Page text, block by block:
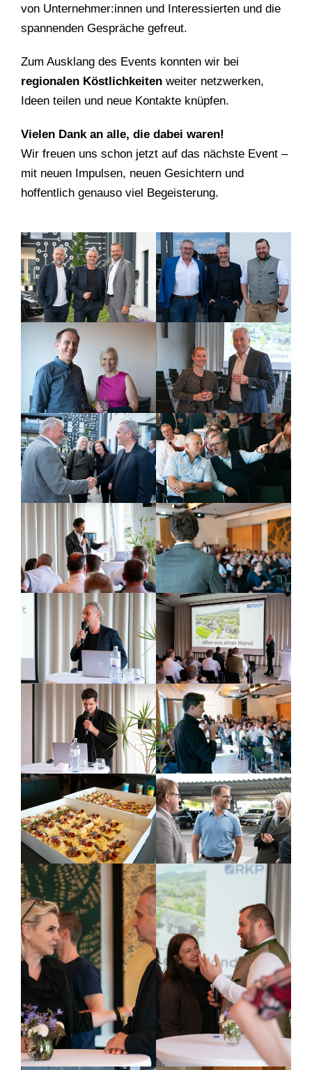
von Unternehmer:innen und Interessierten und die
spannenden Gespräche gefreut.
Zum Ausklang des Events konnten wir bei
regionalen Köstlichkeiten weiter netzwerken,
Ideen teilen und neue Kontakte knüpfen.
Vielen Dank an alle, die dabei waren!
Wir freuen uns schon jetzt auf das nächste Event –
mit neuen Impulsen, neuen Gesichtern und
hoffentlich genauso viel Begeisterung.